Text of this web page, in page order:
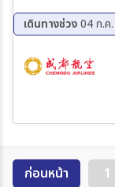
เดินทางช่วง04 ก.ค
22 ส.ค. 69 - 25 ส.ค.
ก่อนหน้า 1